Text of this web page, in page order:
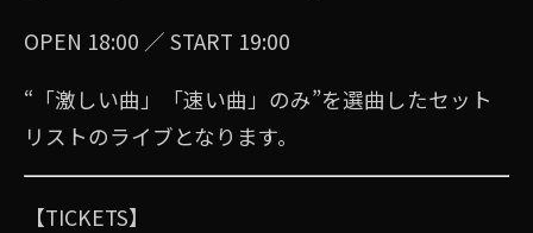
OPEN 18:00 ／ START 19:00
“「激しい曲」「速い曲」のみ”を選曲したセット
リストのライブとなります。
【TICKETS】